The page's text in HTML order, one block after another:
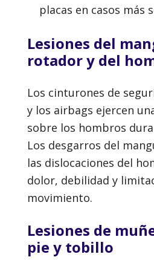
placas en casos más
Lesiones del
rotador y del
Los cinturones de
y los airbags ejercen
sobre los hombros
Los desgarros del
las dislocaciones del
dolor, debilidad y
movimiento.
Lesiones de
pie y tobillo